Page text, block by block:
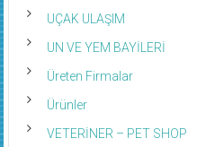
UÇAK ULAŞIM
UN VE YEM BAYİLERİ
Üreten Firmalar
Ürünler
VETERİNER – PET SHOP